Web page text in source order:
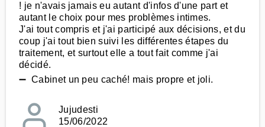
! je n'avais jamais eu autant d'infos d'une part et
autant le choix pour mes problèmes intimes.
J'ai tout compris et j'ai participé aux décisions, et du
coup j'ai tout bien suivi les différentes étapes du
traitement, et surtout elle a tout fait comme j'ai
décidé.
➖ Cabinet un peu caché! mais propre et joli.
Jujudesti
15/06/2022